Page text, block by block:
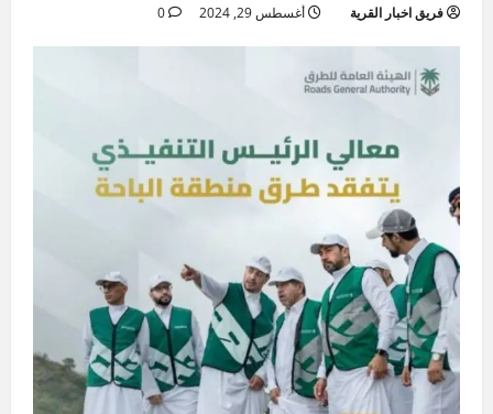
فريق اخبار القرية أغسطس 29, 2024 0